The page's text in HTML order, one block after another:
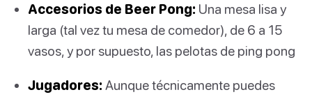
Accesorios de Beer Pong: Una mesa lisa y
larga (tal vez tu mesa de comedor), de 6 a 15
vasos, y por supuesto, las pelotas de ping pong
Jugadores: Aunque técnicamente puedes